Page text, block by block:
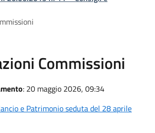
Commissioni
: 20 maggio 2026, 09:34
e Patrimonio seduta del 28 aprile